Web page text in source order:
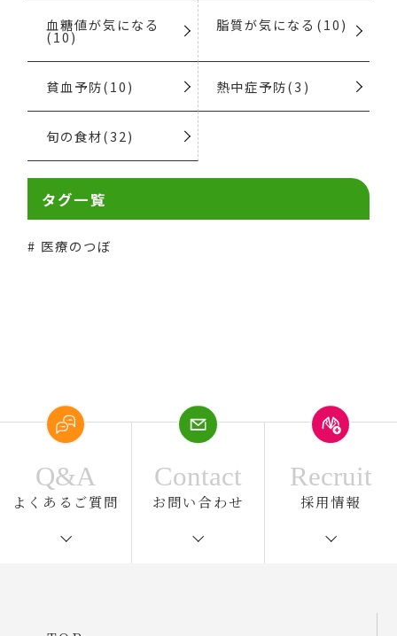
血糖値が気になる
(10)
脂質が気になる(10)
貧血予防(10) 熱中症予防(3)
旬の食材(32)
タグ一覧
医療のつぼ
Q&A
よくあるご質問
Contact
お問い合わせ
Recruit
採用情報